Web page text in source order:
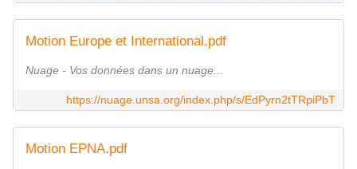
Motion Europe et International.pdf
Nuage - Vos données dans un nuage...
https://nuage.unsa.org/index.php/s/EdPyrn2tTRpiPbT
Motion EPNA.pdf